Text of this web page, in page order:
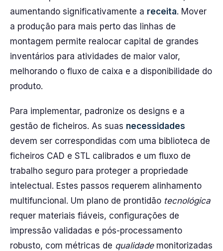
aumentando significativamente a receita. Mover
a produção para mais perto das linhas de
montagem permite realocar capital de grandes
inventários para atividades de maior valor,
melhorando o fluxo de caixa e a disponibilidade do
produto.
Para implementar, padronize os designs e a
gestão de ficheiros. As suas necessidades
devem ser correspondidas com uma biblioteca de
ficheiros CAD e STL calibrados e um fluxo de
trabalho seguro para proteger a propriedade
intelectual. Estes passos requerem alinhamento
multifuncional. Um plano de prontidão tecnológica
requer materiais fiáveis, configurações de
impressão validadas e pós-processamento
robusto, com métricas de qualidademonitorizadas